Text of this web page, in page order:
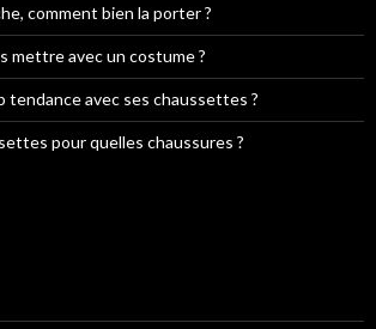
comment bien la porter ?
mettre avec un costume ?
avec ses chaussettes ?
pour quelles chaussures ?